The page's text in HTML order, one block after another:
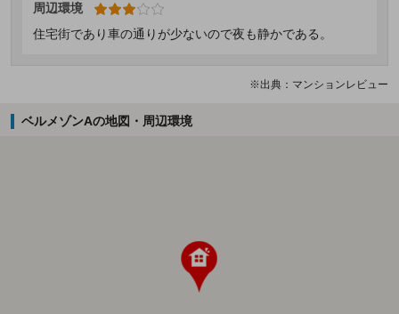
周辺環境
住宅街であり車の通りが少ないので夜も静かである。
※出典：マンションレビュー
ベルメゾンAの地図・周辺環境